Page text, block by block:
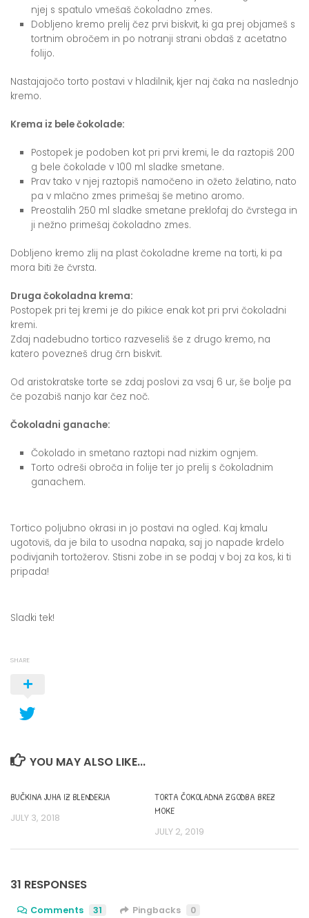
njej s spatulo vmešaš čokoladno zmes.
Dobljeno kremo prelij čez prvi biskvit, ki ga prej objameš s
tortnim obročem in po notranji strani obdaš z acetatno
folijo.
Nastajajočo torto postavi v hladilnik, kjer naj čaka na naslednjo
kremo.
Krema iz bele čokolade:
Postopek je podoben kot pri prvi kremi, le da raztopiš 200
g bele čokolade v 100 ml sladke smetane.
Prav tako v njej raztopiš namočeno in ožeto želatino, nato
pa v mlačno zmes primešaj še metino aromo.
Preostalih 250 ml sladke smetane preklofaj do čvrstega in
ji nežno primešaj čokoladno zmes.
Dobljeno kremo zlij na plast čokoladne kreme na torti, ki pa
mora biti že čvrsta.
Druga čokoladna krema:
Postopek pri tej kremi je do pikice enak kot pri prvi čokoladni
kremi.
Zdaj nadebudno tortico razveseliš še z drugo kremo, na
katero povezneš drug črn biskvit.
Od aristokratske torte se zdaj poslovi za vsaj 6 ur, še bolje pa
če pozabiš nanjo kar čez noč.
Čokoladni ganache:
Čokolado in smetano raztopi nad nizkim ognjem.
Torto odreši obroča in folije ter jo prelij s čokoladnim
ganachem.
Tortico poljubno okrasi in jo postavi na ogled. Kaj kmalu
ugotoviš, da je bila to usodna napaka, saj jo napade krdelo
podivjanih tortožerov. Stisni zobe in se podaj v boj za kos, ki ti
pripada!
Sladki tek!
SHARE
YOU MAY ALSO LIKE...
BUČKINA JUHA IZ BLENDERJA
JULY 3, 2018
TORTA ČOKOLADNA ZGODBA BREZ
MOKE
JULY 2, 2019
31 RESPONSES
Comments 31 Pingbacks 0